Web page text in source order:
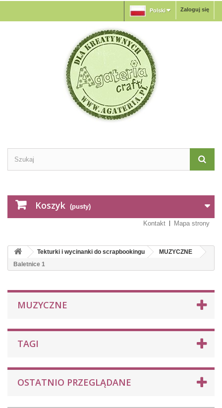
Zaloguj się
Polski
Koszyk (pusty)
Kontakt Mapa strony
Tekturki i wycinanki do scrapbookingu
MUZYCZNE
Baletnice 1
MUZYCZNE
TAGI
OSTATNIO PRZEGLĄDANE